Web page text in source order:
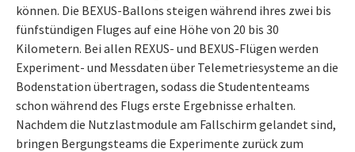
können. Die BEXUS-Ballons steigen während ihres zwei bis
fünfstündigen Fluges auf eine Höhe von 20 bis 30
Kilometern. Bei allen REXUS- und BEXUS-Flügen werden
Experiment- und Messdaten über Telemetriesysteme an die
Bodenstation übertragen, sodass die Studententeams
schon während des Flugs erste Ergebnisse erhalten.
Nachdem die Nutzlastmodule am Fallschirm gelandet sind,
bringen Bergungsteams die Experimente zurück zum